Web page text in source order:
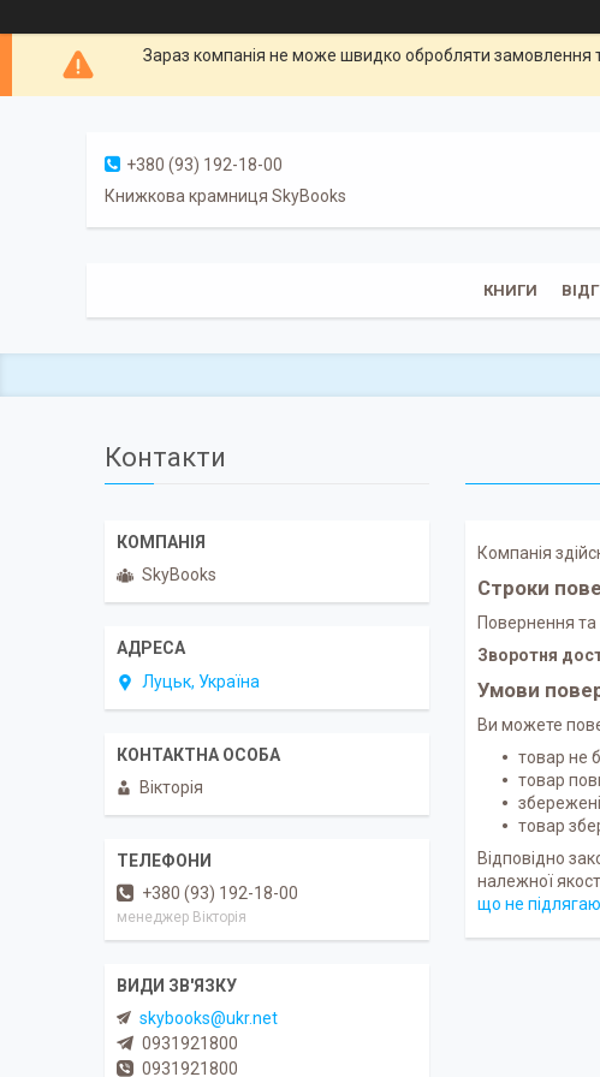
Зараз компанія не може швидко обробляти замовлення
+380 (93) 192-18-00
Книжкова крамниця SkyBooks
КНИГИ
Компанія
Строки
Повернення
Зворотня
Умови
Ви можете
товар не
товар
товар
Відповідно
належної
що не
Контакти
SkyBooks
Луцьк, Україна
Вікторія
+380 (93) 192-18-00
менеджер Вікторія
skybooks@ukr.net
0931921800
0931921800